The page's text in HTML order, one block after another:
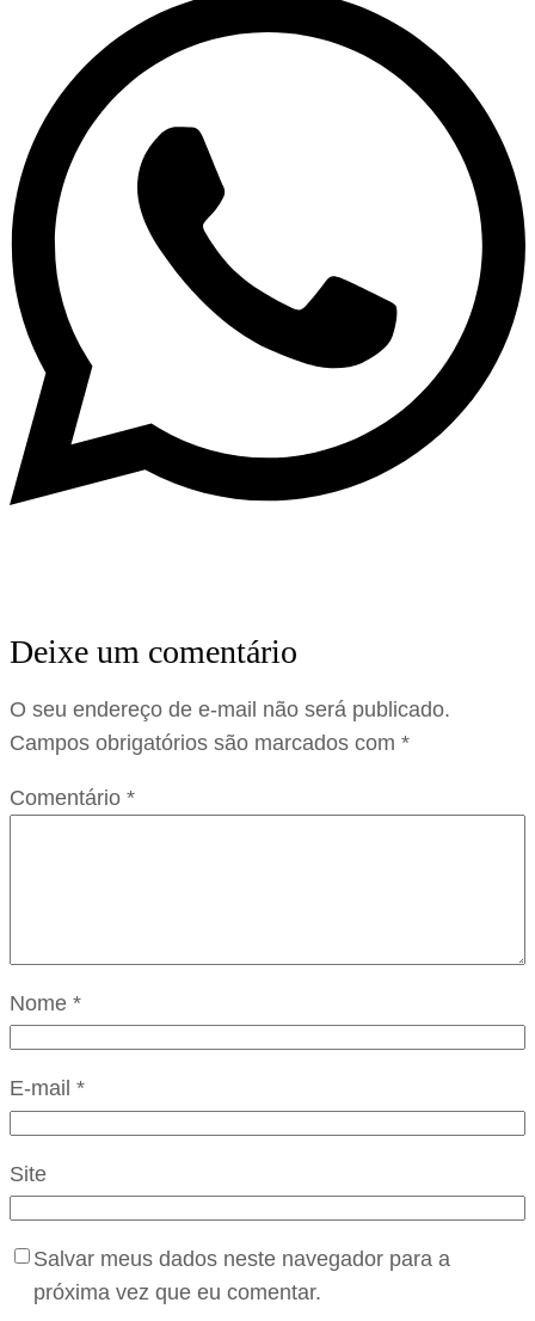
Deixe um comentário
O seu endereço de e-mail não será publicado.
Campos obrigatórios são marcados com *
Comentário *
Nome *
E-mail *
Site
Salvar meus dados neste navegador para a
próxima vez que eu comentar.